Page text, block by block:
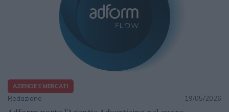
AZIENDE E MERCATI
Redazione 19/05/2026